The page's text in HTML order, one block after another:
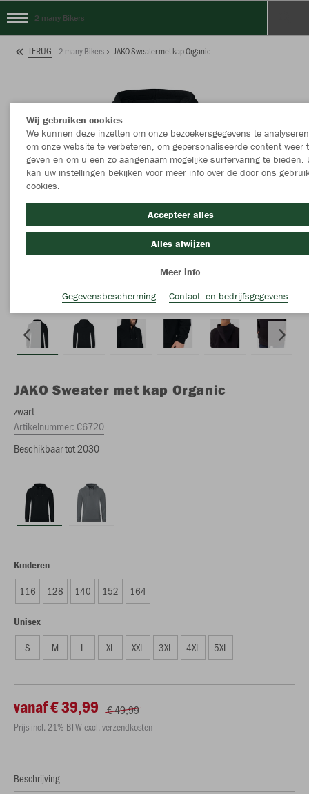
2 many Bikers
TERUG 2 many Bikers JAKO Sweater met kap Organic
JAKO Sweater met kap Organic
zwart
Artikelnummer: C6720
Beschikbaar tot 2030
Kinderen
116 128 140 152 164
Unisex
S M L XL XXL 3XL 4XL 5XL
vanaf € 39,99 € 49,99
Prijs incl. 21% BTW excl. verzendkosten
Beschrijving
Wij gebruiken cookies
We kunnen deze inzetten om onze bezoekersgegevens te
om onze website te verbeteren, om gepersonaliseerde content weer
geven en om u een zo aangenaam mogelijke surfervaring te bieden.
kan uw instellingen bekijken voor meer info over de door ons
cookies.
Accepteer alles
Alles afwijzen
Meer info
Gegevensbescherming
Contact- en bedrijfsgegevens